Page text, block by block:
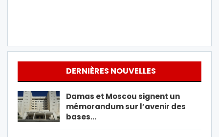
DERNIÈRES NOUVELLES
Damas et Moscou signent un
mémorandum sur l’avenir des
bases…